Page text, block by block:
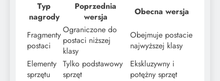
Typ
nagrody
Poprzednia
wersja
Obecna wersja
Fragmenty
postaci
Ograniczone do
postaci niższej
klasy
Obejmuje postacie
najwyższej klasy
Elementy
sprzętu
Tylko podstawowy
sprzęt
Ekskluzywny i
potężny sprzęt